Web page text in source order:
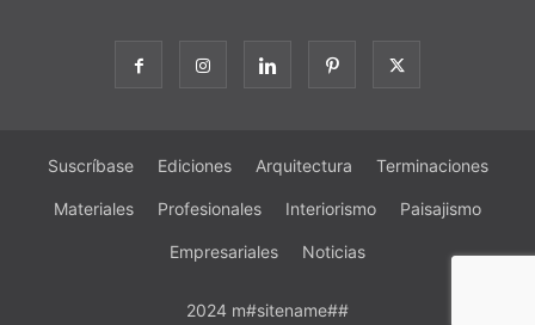
Suscríbase Ediciones Arquitectura Terminaciones
Materiales Profesionales Interiorismo Paisajismo
Empresariales Noticias
2024 m#sitename##